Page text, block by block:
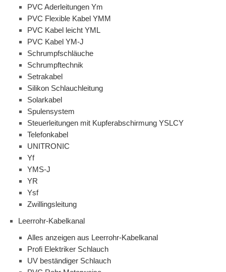
PVC Aderleitungen Ym
PVC Flexible Kabel YMM
PVC Kabel leicht YML
PVC Kabel YM-J
Schrumpfschläuche
Schrumpftechnik
Setrakabel
Silikon Schlauchleitung
Solarkabel
Spulensystem
Steuerleitungen mit Kupferabschirmung YSLCY
Telefonkabel
UNITRONIC
Yf
YMS-J
YR
Ysf
Zwillingsleitung
Leerrohr-Kabelkanal
Alles anzeigen aus Leerrohr-Kabelkanal
Profi Elektriker Schlauch
UV beständiger Schlauch